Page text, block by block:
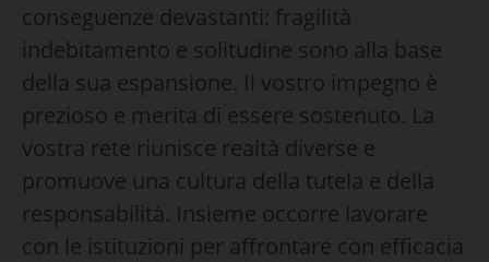
conseguenze devastanti: fragilità
indebitamento e solitudine sono alla base
della sua espansione. Il vostro impegno è
prezioso e merita di essere sostenuto. La
vostra rete riunisce realtà diverse e
promuove una cultura della tutela e della
responsabilità. Insieme occorre lavorare
con le istituzioni per affrontare con efficacia